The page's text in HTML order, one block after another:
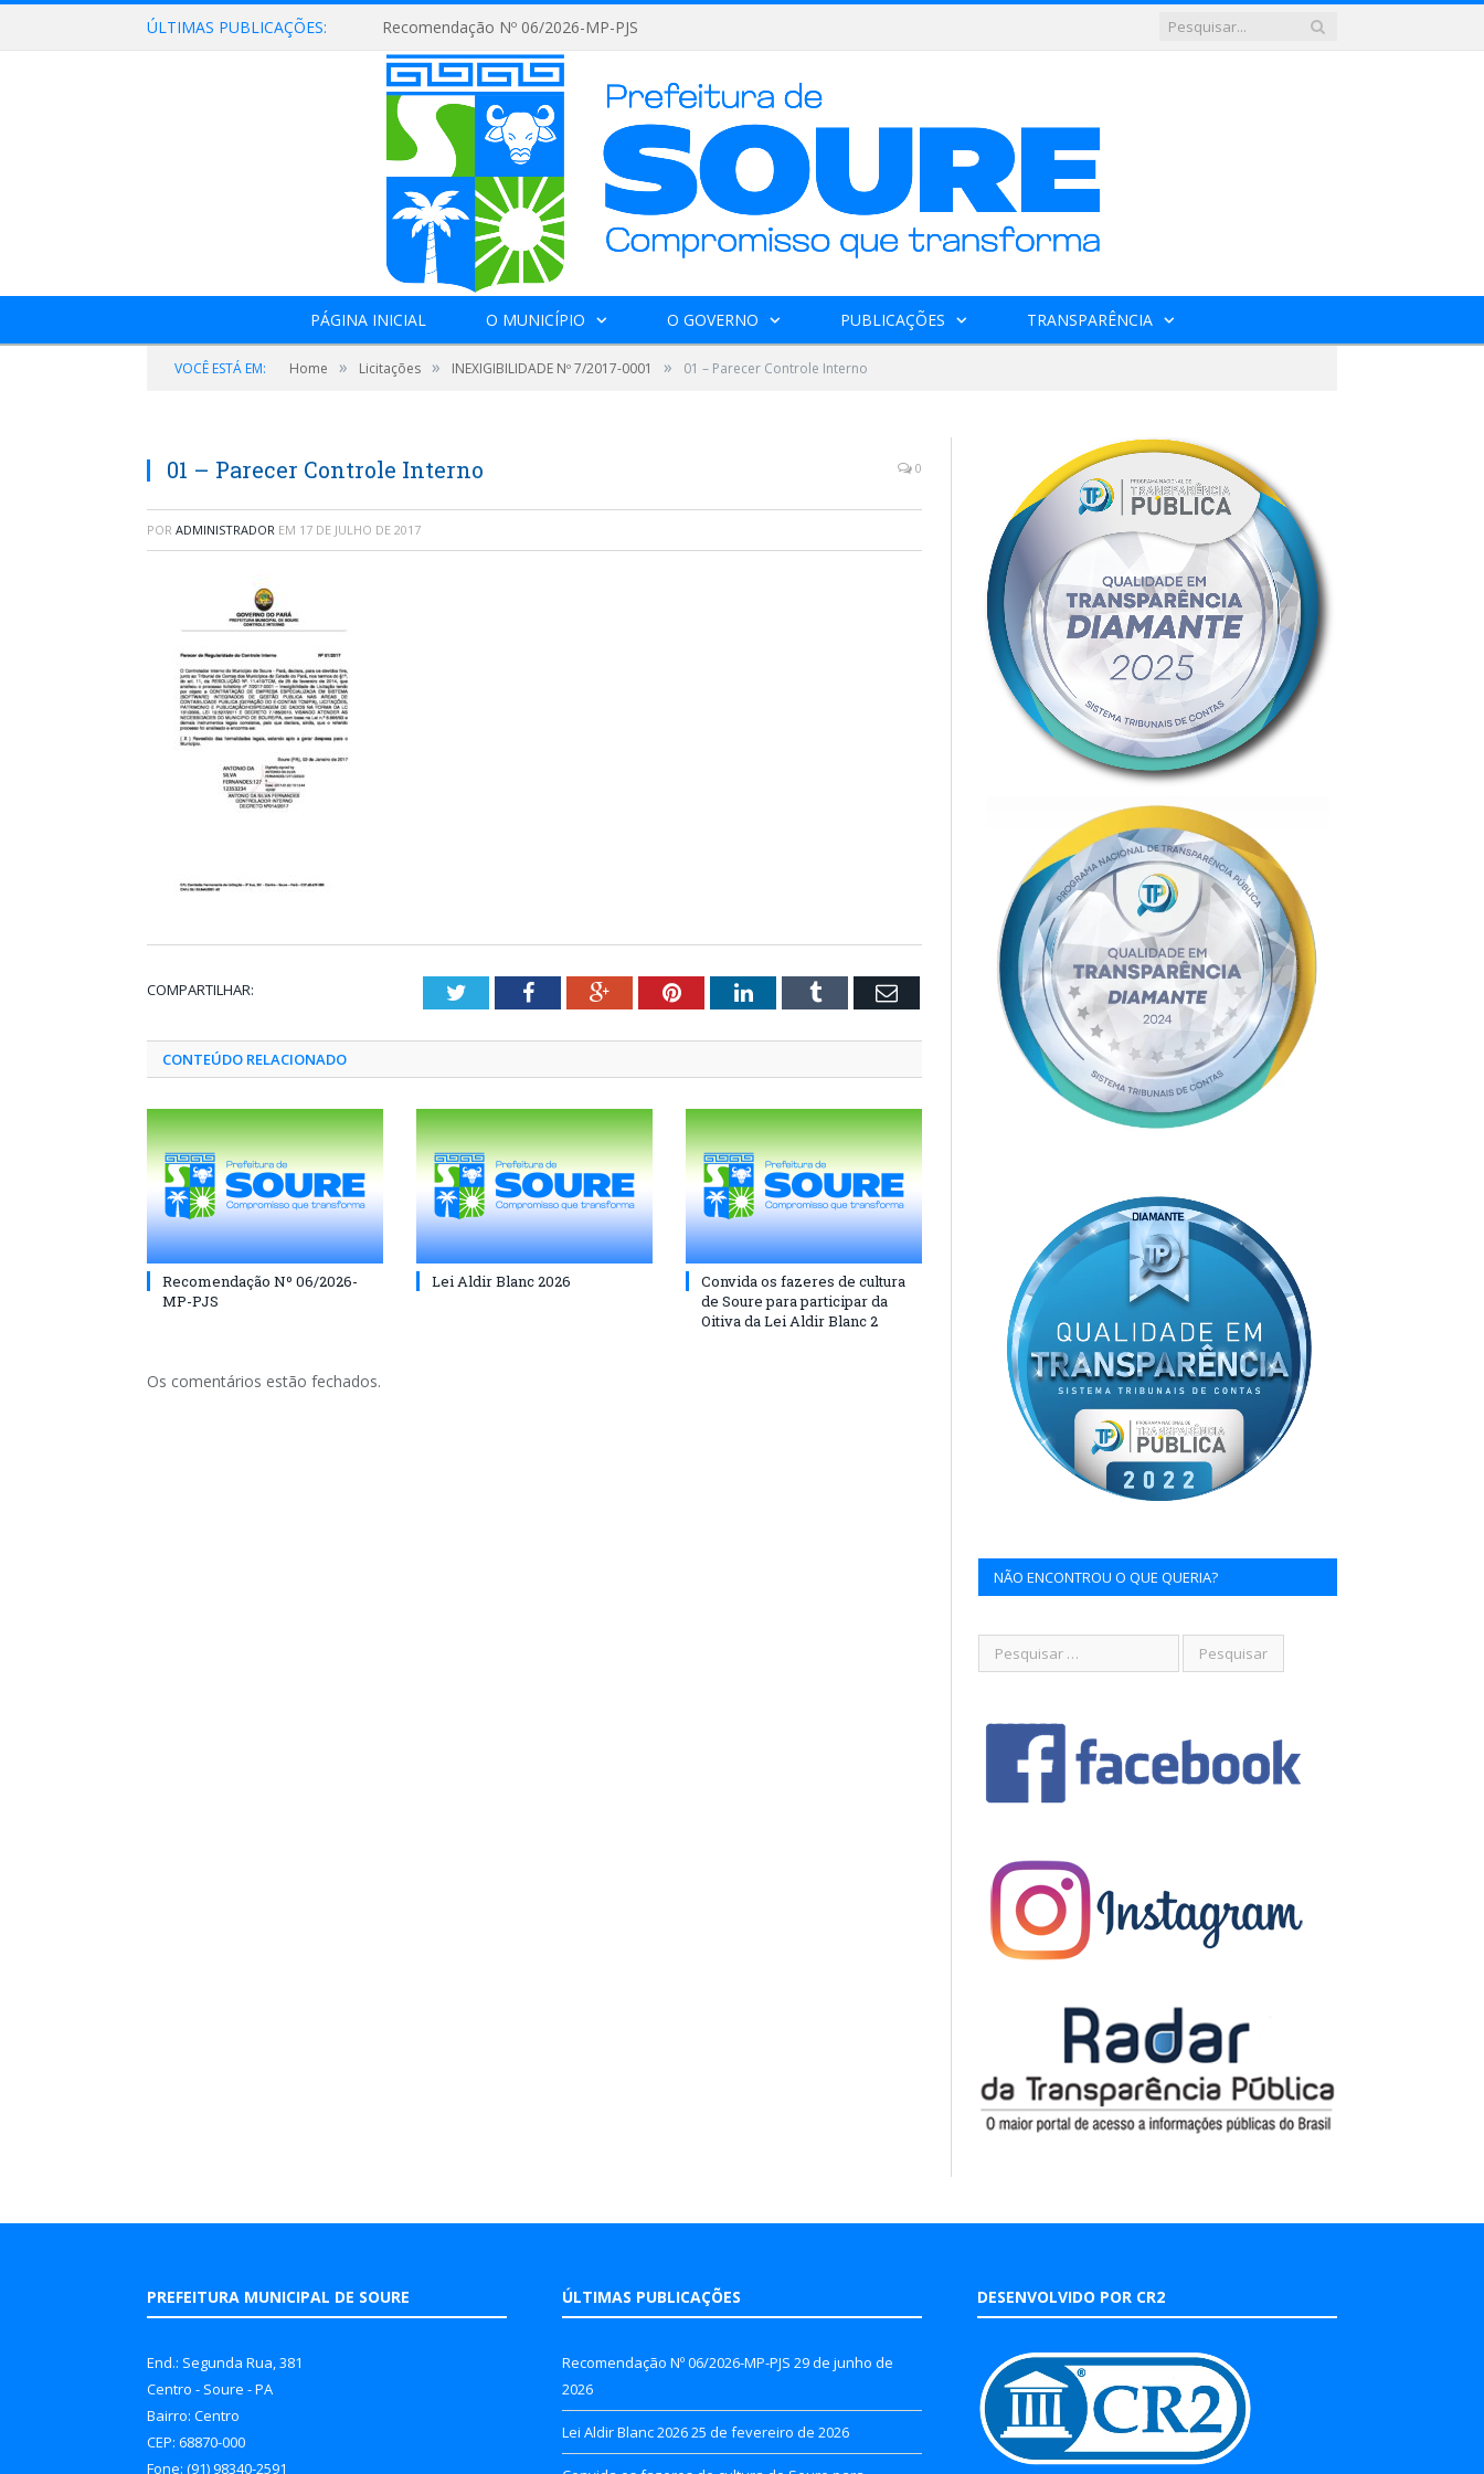
ÚLTIMAS PUBLICAÇÕES: Recomendação Nº 06/2026-MP-PJS
PÁGINA INICIAL O MUNICÍPIO O GOVERNO PUBLICAÇÕES TRANSPARÊNCIA
VOCÊ ESTÁ EM: Home » Licitações » INEXIGIBILIDADE Nº 7/2017-0001 » 01 – Parecer Controle Interno
01 – Parecer Controle Interno 0
POR ADMINISTRADOR EM 17 DE JULHO DE 2017
COMPARTILHAR: TwitterFacebookGoogle+PinterestLinkedInTumblr Email
CONTEÚDO RELACIONADO
Recomendação Nº 06/2026-
MP-PJS
Lei Aldir Blanc 2026
Convida os fazeres de cultura
de Soure para participar da
Oitiva da Lei Aldir Blanc 2
Os comentários estão fechados.
NÃO ENCONTROU O QUE QUERIA?
PREFEITURA MUNICIPAL DE SOURE
End.: Segunda Rua, 381
Centro - Soure - PA
Bairro: Centro
CEP: 68870-000
Fone: (91) 98340-2591
ÚLTIMAS PUBLICAÇÕES
Recomendação Nº 06/2026-MP-PJS 29 de junho de
2026
Lei Aldir Blanc 202625 de fevereiro de 2026
DESENVOLVIDO POR CR2